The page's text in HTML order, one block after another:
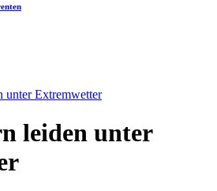
unter Extremwetter
leiden unter